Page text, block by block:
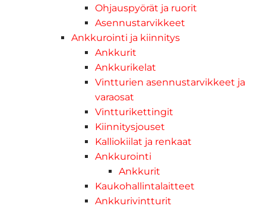
Ohjauspyörät ja ruorit
Asennustarvikkeet
Ankkurointi ja kiinnitys
Ankkurit
Ankkurikelat
Vintturien asennustarvikkeet ja
varaosat
Vintturikettingit
Kiinnitysjouset
Kalliokiilat ja renkaat
Ankkurointi
Ankkurit
Kaukohallintalaitteet
Ankkurivintturit